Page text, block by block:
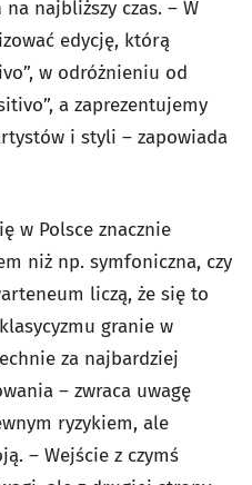
najbliższy czas. – W
edycję, którą
w odróżnieniu od
a zaprezentujemy
i styli – zapowiada
w Polsce znacznie
niż np. symfoniczna, czy
liczą, że się to
granie w
za najbardziej
– zwraca uwagę
ryzykiem, ale
– Wejście z czymś